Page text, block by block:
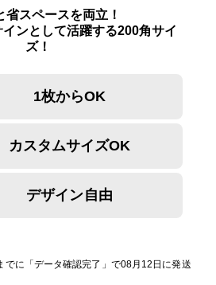
省スペースを両立！
ンとして活躍する200角サイ
ズ！
1枚からOK
カスタムサイズOK
デザイン自由
でに「データ確認完了」で08月12日に発送